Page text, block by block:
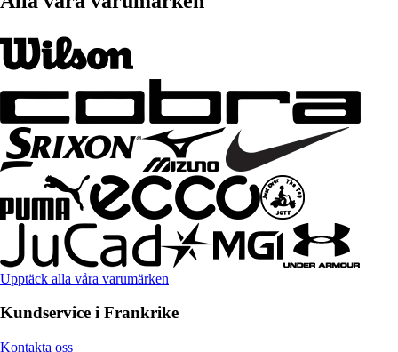
Upptäck alla våra varumärken
Kundservice i Frankrike
Kontakta oss